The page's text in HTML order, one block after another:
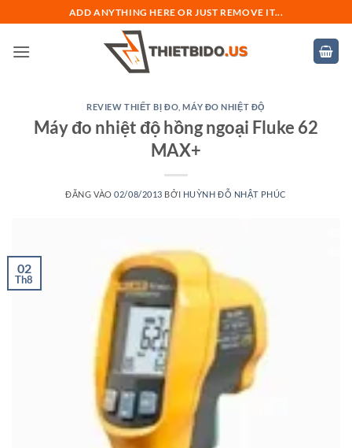
qua
nội
ADD ANYTHING HERE OR JUST REMOVE IT...
REVIEW THIẾT BỊ ĐO ,MÁY ĐO NHIỆT ĐỘ
Máy đo nhiệt độ hồng ngoại Fluke 62
MAX+
ĐĂNG VÀO02/08/2013 BỞI HUỲNH ĐỖ NHẬT PHÚC
02
Th8